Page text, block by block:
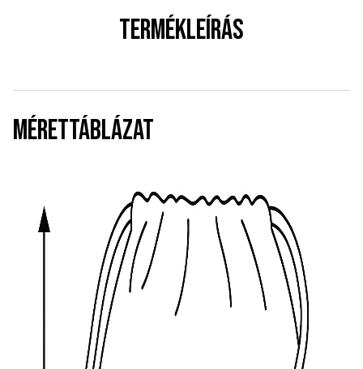
TERMÉKLEÍRÁS
MÉRETTÁBLÁZAT